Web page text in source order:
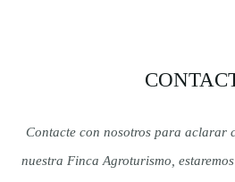
Contacte con nosotros para aclarar
nuestra Finca Agroturismo,